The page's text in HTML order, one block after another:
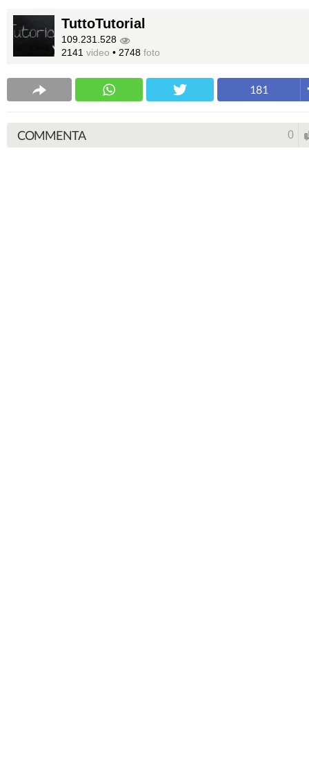
TuttoTutorial
109.231.528
2141 video • 2748 foto
181
COMMENTA 0